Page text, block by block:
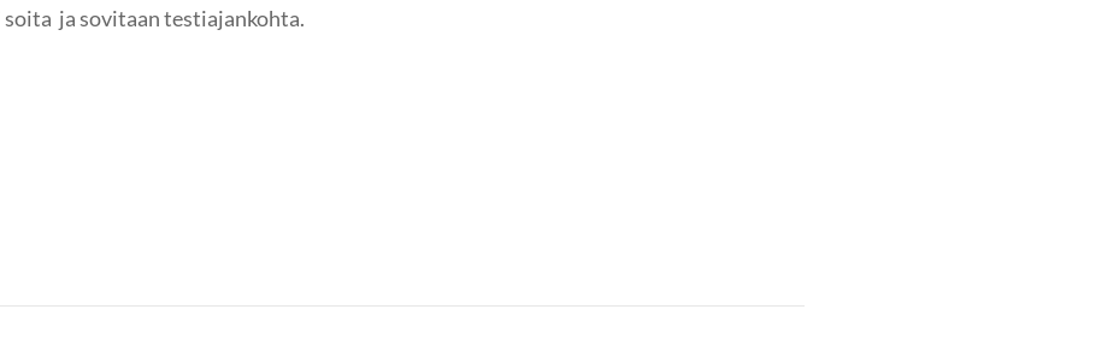
ja sovitaan testiajankohta.